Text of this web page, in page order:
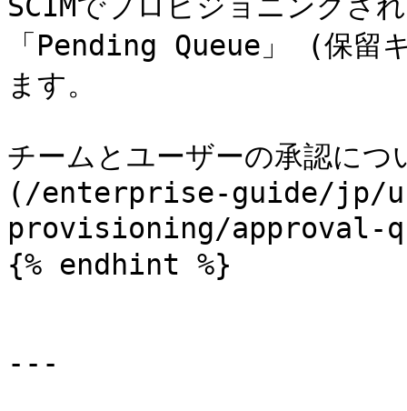
「Pending Queue」 (保留
ます。
チームとユーザーの承認に
(/enterprise-guide/jp/
provisioning/approval-
{% endhint %}
---